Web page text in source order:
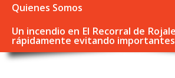
Quienes Somos
Un incendio en El Recorral de
rápidamente evitando